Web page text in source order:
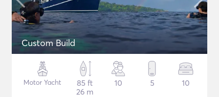
Custom Build
Motor Yacht
85 ft
26 m
10 5 10